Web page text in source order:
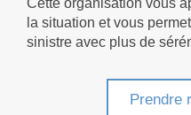
Cette organisation vous
la situation et vous
sinistre avec plus de
Prendre